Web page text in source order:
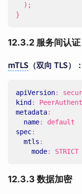
);
}
12.3.2 服务间认证
mTLS （双向 TLS）：
apiVersion:
kind:
metadata:
name:
default
spec:
mtls :
mode: STRICT
12.3.3 数据加密